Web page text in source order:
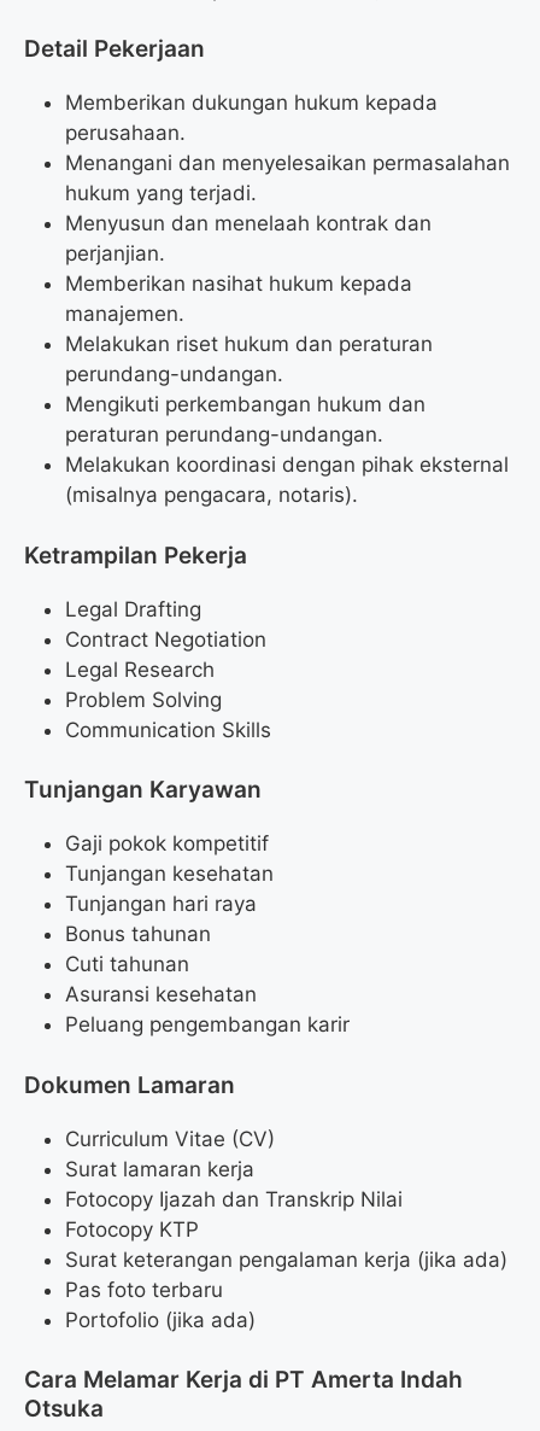
Detail Pekerjaan
Memberikan dukungan hukum kepada
perusahaan.
Menangani dan menyelesaikan permasalahan
hukum yang terjadi.
Menyusun dan menelaah kontrak dan
perjanjian.
Memberikan nasihat hukum kepada
manajemen.
Melakukan riset hukum dan peraturan
perundang-undangan.
Mengikuti perkembangan hukum dan
peraturan perundang-undangan.
Melakukan koordinasi dengan pihak eksternal
(misalnya pengacara, notaris).
Ketrampilan Pekerja
Legal Drafting
Contract Negotiation
Legal Research
Problem Solving
Communication Skills
Tunjangan Karyawan
Gaji pokok kompetitif
Tunjangan kesehatan
Tunjangan hari raya
Bonus tahunan
Cuti tahunan
Asuransi kesehatan
Peluang pengembangan karir
Dokumen Lamaran
Curriculum Vitae (CV)
Surat lamaran kerja
Fotocopy Ijazah dan Transkrip Nilai
Fotocopy KTP
Surat keterangan pengalaman kerja (jika ada)
Pas foto terbaru
Portofolio (jika ada)
Cara Melamar Kerja di PT Amerta Indah
Otsuka